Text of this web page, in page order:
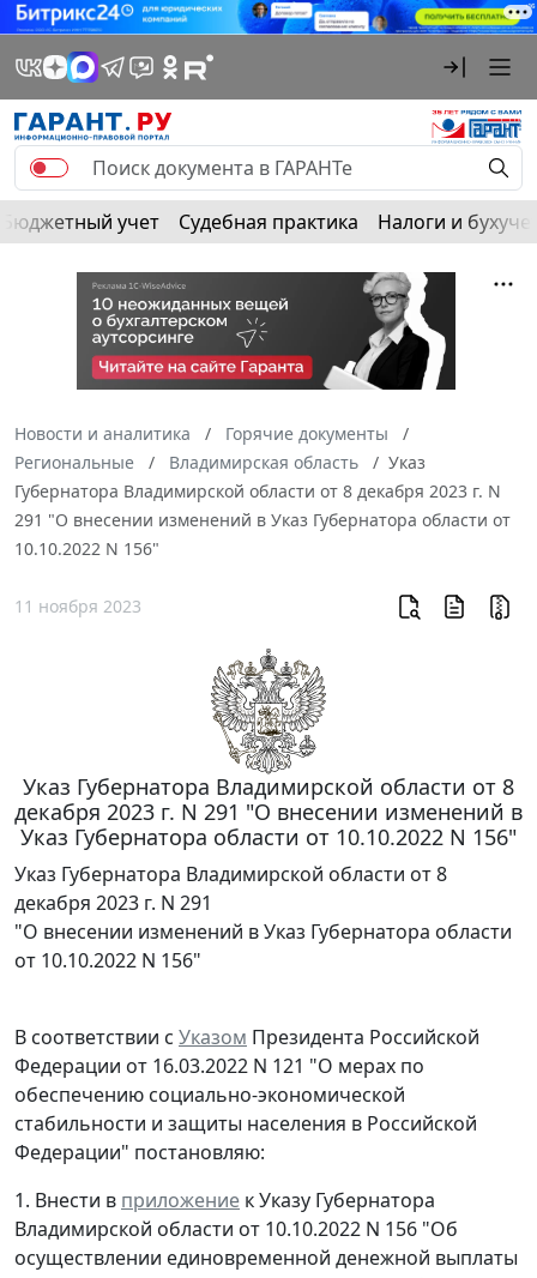
Бюджетный учет Судебная практика Налоги и
Новости и аналитика
Горячие документы
Региональные
Владимирская область
Указ
Губернатора Владимирской области от 8 декабря 2023 г. N
291 "О внесении изменений в Указ Губернатора области от
10.10.2022 N 156"
11 ноября 2023
Указ Губернатора Владимирской области от 8
декабря 2023 г. N 291 "О внесении изменений в
Указ Губернатора области от 10.10.2022 N 156"
Указ Губернатора Владимирской области от 8
декабря 2023 г. N 291
"О внесении изменений в Указ Губернатора области
от 10.10.2022 N 156"
В соответствии с Указом Президента Российской
Федерации от 16.03.2022 N 121 "О мерах по
обеспечению социально-экономической
стабильности и защиты населения в Российской
Федерации" постановляю:
1. Внести в приложение к Указу Губернатора
Владимирской области от 10.10.2022 N 156 "Об
осуществлении единовременной денежной выплаты